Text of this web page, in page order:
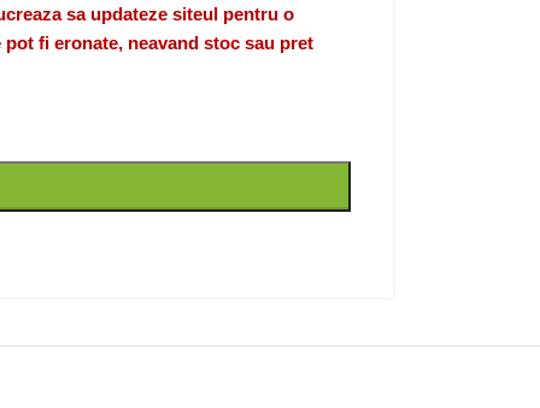
sa updateze siteul pentru o
fi eronate, neavand stoc sau pret